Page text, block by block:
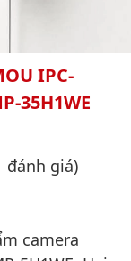
IPC-
35H1WE
đánh giá)
camera